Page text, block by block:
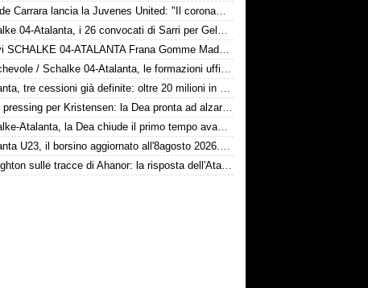
Davide Carrara lancia la Juvenes United: "Il coronamento di un progetto, nove ragazzi del 2007 in prima squadra"
Schalke 04-Atalanta, i 26 convocati di Sarri per Gelsenkirchen
Rivivi SCHALKE 04-ATALANTA Frana Gomme Madone, 0-3
Amichevole / Schalke 04-Atalanta, le formazioni ufficiali
Atalanta, tre cessioni già definite: oltre 20 milioni in arrivo. Ora il focus è su Diao
Dea, pressing per Kristensen: la Dea pronta ad alzare l'offerta all'Udinese
Schalke-Atalanta, la Dea chiude il primo tempo avanti 2-0
Atalanta U23, il borsino aggiornato all'8agosto 2026. Cantiere aperto per Beati
Il Brighton sulle tracce di Ahanor: la risposta dell'Atalanta